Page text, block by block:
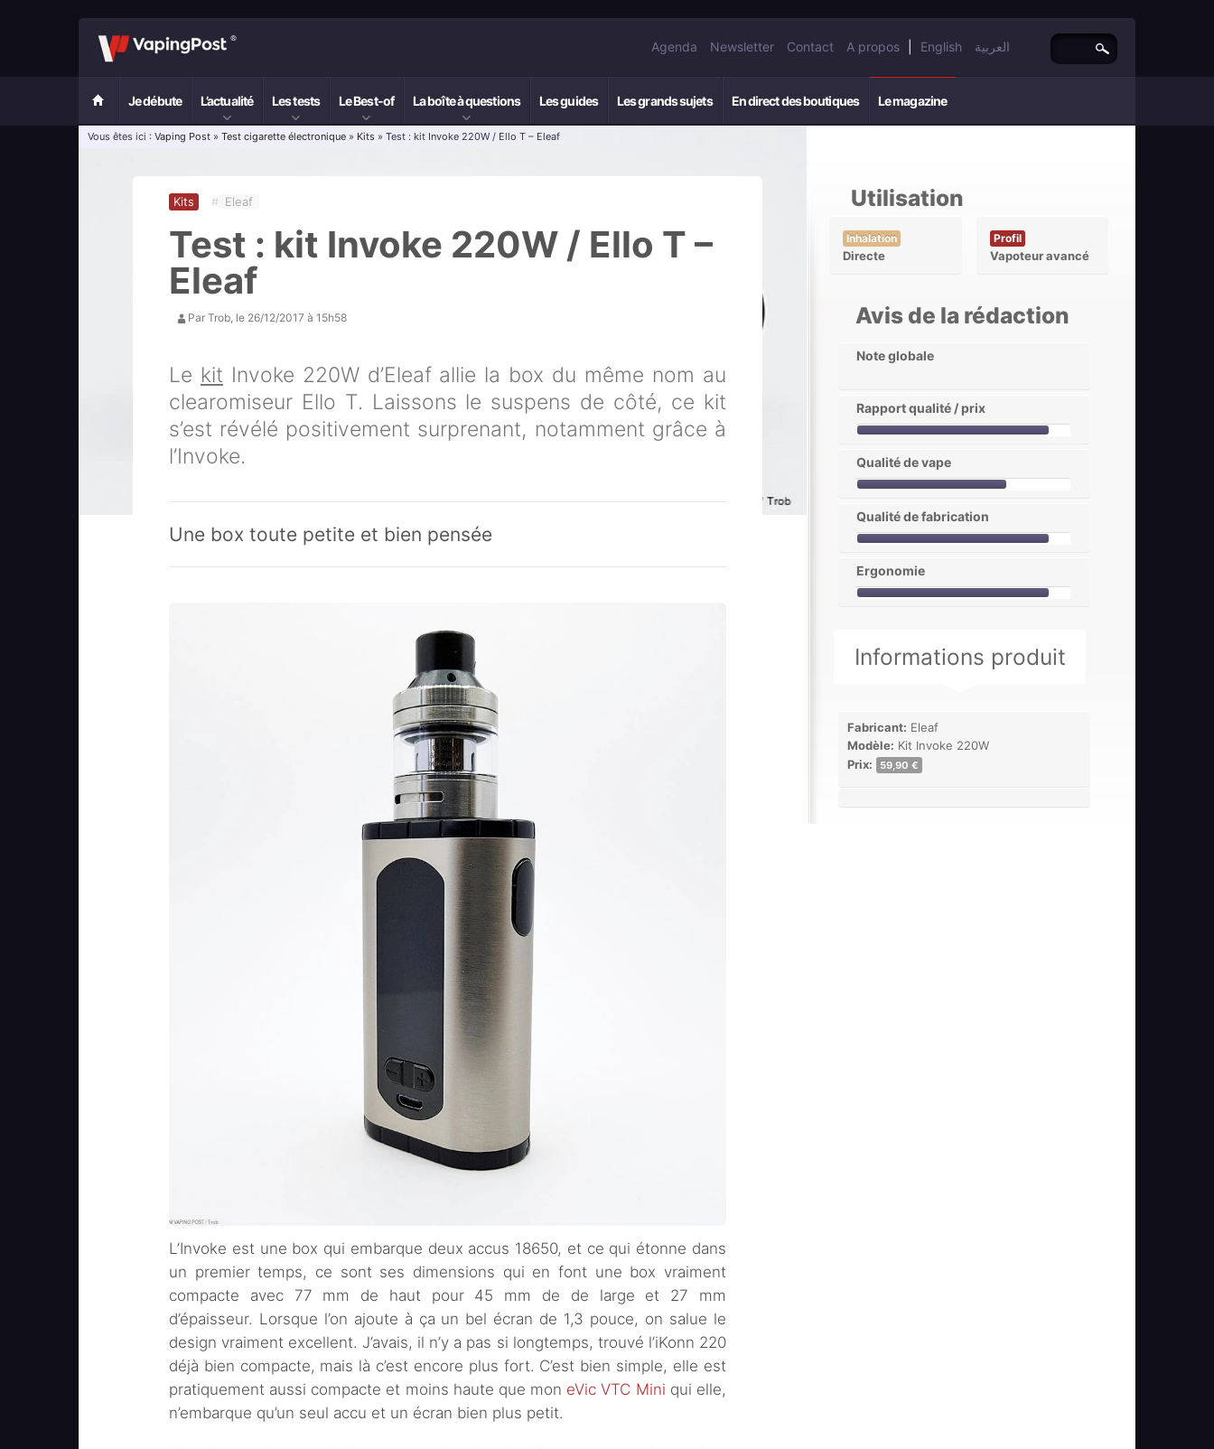
Agenda Newsletter Contact A propos English العربية
Je débute L’actualité Les tests Le Best-of La boîte à questions Les guides Les grands sujets En direct des boutiques Le magazine
Vous êtes ici : Vaping Post » Test cigarette électronique » Kits » Test : kit Invoke 220W / Ello T – Eleaf
Test : kit Invoke 220W / Ello T –
Eleaf
Kits # Eleaf
Par Trob, le 26/12/2017 à 15h58
Le kit Invoke 220W d’Eleaf allie la box du même nom au
clearomiseur Ello T. Laissons le suspens de côté, ce kit
s’est révélé positivement surprenant, notamment grâce à
l’Invoke.
Une box toute petite et bien pensée
L’Invoke est une box qui embarque deux accus 18650, et ce qui étonne dans
un premier temps, ce sont ses dimensions qui en font une box vraiment
compacte avec 77 mm de haut pour 45 mm de de large et 27 mm
d’épaisseur. Lorsque l’on ajoute à ça un bel écran de 1,3 pouce, on salue le
design vraiment excellent. J’avais, il n’y a pas si longtemps, trouvé l’iKonn 220
déjà bien compacte, mais là c’est encore plus fort. C’est bien simple, elle est
pratiquement aussi compacte et moins haute que mon eVic VTC Mini qui elle,
n’embarque qu’un seul accu et un écran bien plus petit.
Utilisation
Inhalation
Directe
Profil
Vapoteur avancé
Avis de la rédaction
Note globale
Rapport qualité / prix
Qualité de vape
Qualité de fabrication
Ergonomie
Informations produit
Fabricant: Eleaf
Modèle: Kit Invoke 220W
Prix:
59,90 €